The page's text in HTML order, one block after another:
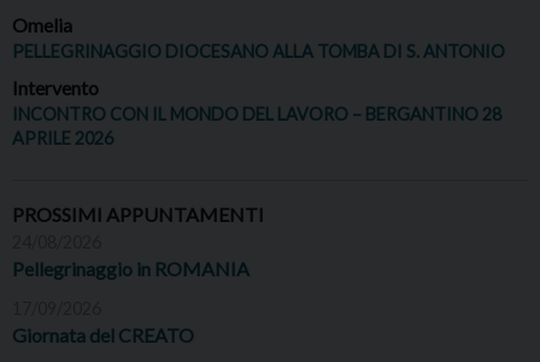
Omelia
PELLEGRINAGGIO DIOCESANO ALLA TOMBA DI S. ANTONIO
Intervento
INCONTRO CON IL MONDO DEL LAVORO – BERGANTINO 28
APRILE 2026
PROSSIMI APPUNTAMENTI
Pellegrinaggio in ROMANIA
Giornata del CREATO